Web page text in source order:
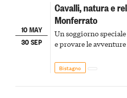
10 MAY
30 SEP
Cavalli, natura e
Monferrato
Un soggiorno
e provare le
Bistagno